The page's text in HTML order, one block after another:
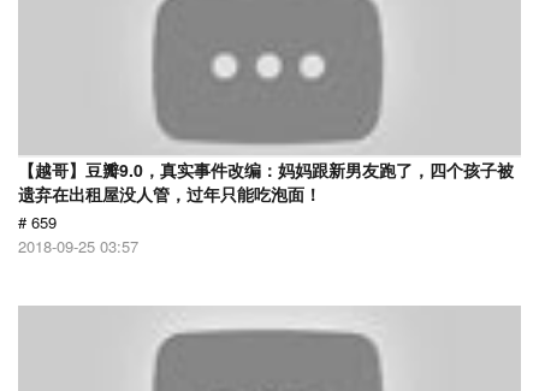
【越哥】豆瓣9.0，真实事件改编：妈妈跟新男友跑了，四个孩子被
遗弃在出租屋没人管，过年只能吃泡面！
# 659
2018-09-25 03:57